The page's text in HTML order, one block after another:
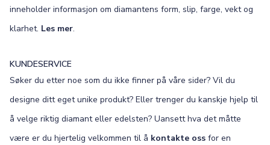
inneholder informasjon om diamantens form, slip, farge, vekt og
klarhet. Les mer.
KUNDESERVICE
Søker du etter noe som du ikke finner på våre sider? Vil du
designe ditt eget unike produkt? Eller trenger du kanskje hjelp til
å velge riktig diamant eller edelsten? Uansett hva det måtte
være er du hjertelig velkommen til å kontakte oss for en